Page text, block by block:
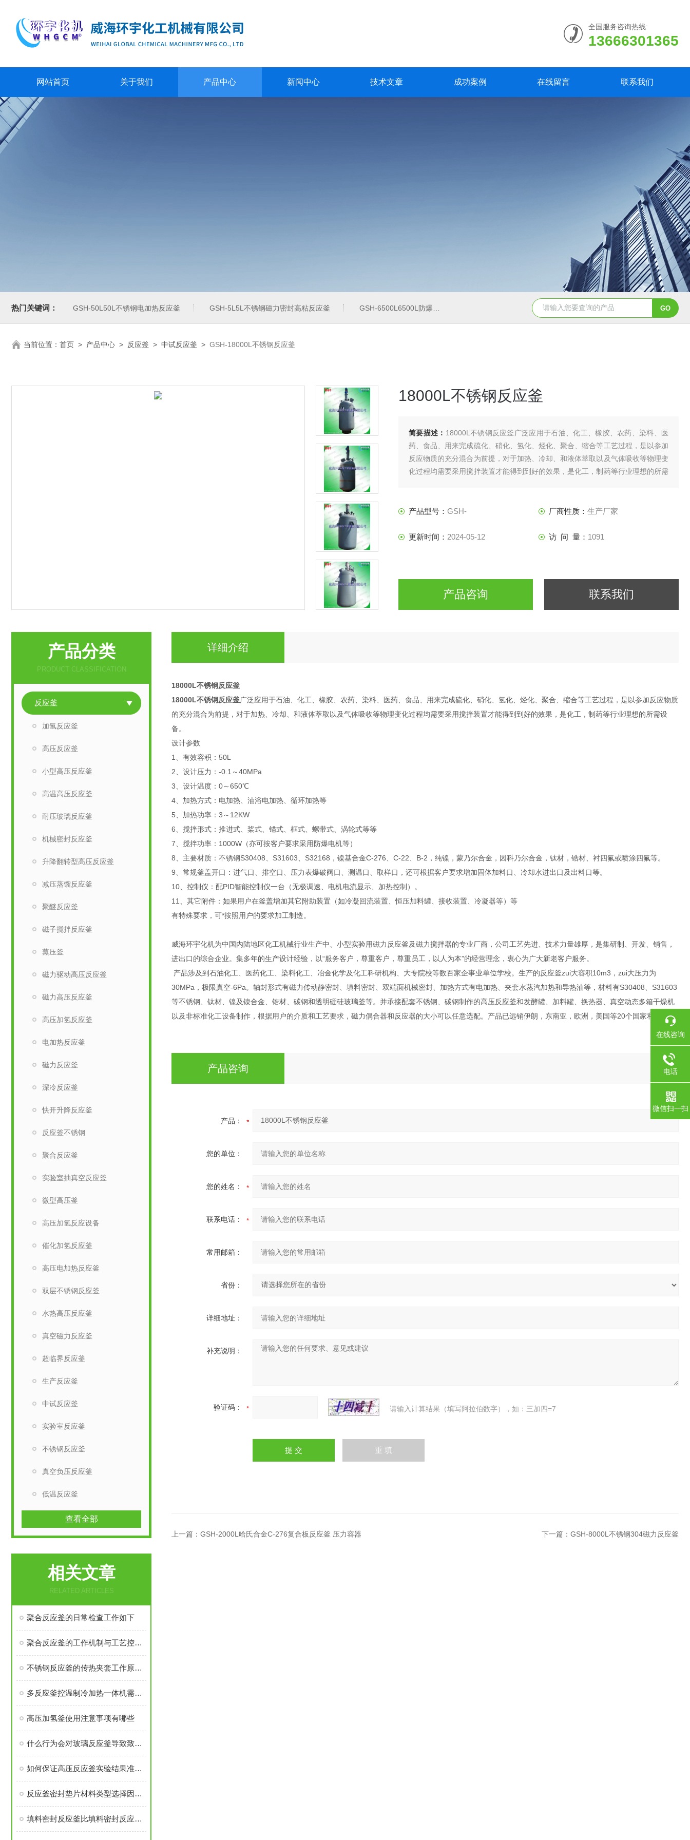
全国服务咨询热线:
13666301365
网站首页 关于我们 产品中心 新闻中心 技术文章 成功案例 在线留言 联系我们
热门关键词： GSH-50L50L不锈钢电加热反应釜 GSH-5L5L不锈钢磁力密封高粘反应釜 GSH-6500L6500L防爆加氢工业反应釜 GSH-0.5L0.5L不锈钢磁力密封聚酯反应釜
当前位置： 首页 > 产品中心 > 反应釜 > 中试反应釜 > GSH-18000L不锈钢反应釜
18000L不锈钢反应釜
简要描述： 18000L不锈钢反应釜广泛应用于石油、化工、橡胶、农药、染料、医
药、食品、用来完成硫化、硝化、氢化、烃化、聚合、缩合等工艺过程，是以参加
反应物质的充分混合为前提，对于加热、冷却、和液体萃取以及气体吸收等物理变
化过程均需要采用搅拌装置才能得到到好的效果，是化工，制药等行业理想的所需
产品型号： GSH- 厂商性质： 生产厂家
更新时间： 2024-05-12 访 问 量： 1091
产品咨询 联系我们
产品分类
PRODUCT CLASSIFICATION
反应釜
加氢反应釜
高压反应釜
小型高压反应釜
高温高压反应釜
耐压玻璃反应釜
机械密封反应釜
升降翻转型高压反应釜
减压蒸馏反应釜
聚醚反应釜
磁子搅拌反应釜
蒸压釜
磁力驱动高压反应釜
磁力高压反应釜
高压加氢反应釜
电加热反应釜
磁力反应釜
深冷反应釜
快开升降反应釜
反应釜不锈钢
聚合反应釜
实验室抽真空反应釜
微型高压釜
高压加氢反应设备
催化加氢反应釜
高压电加热反应釜
双层不锈钢反应釜
水热高压反应釜
真空磁力反应釜
超临界反应釜
生产反应釜
中试反应釜
实验室反应釜
不锈钢反应釜
真空负压反应釜
低温反应釜
查看全部
相关文章
RELATED ARTICLES
聚合反应釜的日常检查工作如下
聚合反应釜的工作机制与工艺控制解析
不锈钢反应釜的传热夹套工作原理是什么
多反应釜控温制冷加热一体机需注意安装过程有那些
高压加氢釜使用注意事项有哪些
什么行为会对玻璃反应釜导致致命伤害
如何保证高压反应釜实验结果准确可靠
反应釜密封垫片材料类型选择因素是什么？
填料密封反应釜比填料密封反应釜有那些优势
详细介绍
18000L不锈钢反应釜
18000L不锈钢反应釜广泛应用于石油、化工、橡胶、农药、染料、医药、食品、用来完成硫化、硝化、氢化、烃化、聚合、缩合等工艺过程，是以参加反应物质
的充分混合为前提，对于加热、冷却、和液体萃取以及气体吸收等物理变化过程均需要采用搅拌装置才能得到到好的效果，是化工，制药等行业理想的所需设
备。
设计参数
1、有效容积：50L
2、设计压力：-0.1～40MPa
3、设计温度：0～650℃
4、加热方式：电加热、油浴电加热、循环加热等
5、加热功率：3～12KW
6、搅拌形式：推进式、桨式、锚式、框式、螺带式、涡轮式等等
7、搅拌功率：1000W（亦可按客户要求采用防爆电机等）
8、主要材质：不锈钢S30408、S31603、S32168，镍基合金C-276、C-22、B-2，纯镍，蒙乃尔合金，因科乃尔合金，钛材，锆材、衬四氟或喷涂四氟等。
9、常规釜盖开口：进气口、排空口、压力表爆破阀口、测温口、取样口，还可根据客户要求增加固体加料口、冷却水进出口及出料口等。
10、控制仪：配PID智能控制仪一台（无极调速、电机电流显示、加热控制）。
11、其它附件：如果用户在釜盖增加其它附助装置（如冷凝回流装置、恒压加料罐、接收装置、冷凝器等）等
有特殊要求，可*按照用户的要求加工制造。
威海环宇化机为中国内陆地区化工机械行业生产中、小型实验用磁力反应釜及磁力搅拌器的专业厂商，公司工艺先进、技术力量雄厚，是集研制、开发、销售，
进出口的综合企业。集多年的生产设计经验，以“服务客户，尊重客户，尊重员工，以人为本”的经营理念，衷心为广大新老客户服务。
产品涉及到石油化工、医药化工、染料化工、冶金化学及化工科研机构、大专院校等数百家企事业单位学校。生产的反应釜zui大容积10m3，zui大压力为
30MPa，极限真空-6Pa。轴封形式有磁力传动静密封、填料密封、双端面机械密封、加热方式有电加热、夹套水蒸汽加热和导热油等，材料有S30408、S31603
等不锈钢、钛材、镍及镍合金、锆材、碳钢和透明硼硅玻璃釜等。并承接配套不锈钢、碳钢制作的高压反应釜和发酵罐、加料罐、换热器、真空动态多箱干燥机
以及非标准化工设备制作，根据用户的介质和工艺要求，磁力偶合器和反应器的大小可以任意选配。产品已远销伊朗，东南亚，欧洲，美国等20个国家和地区。
产品咨询
产品：
您的单位：
您的姓名：
联系电话：
常用邮箱：
省份：
详细地址：
补充说明：
验证码： 请输入计算结果（填写阿拉伯数字），如：三加四=7
上一篇： GSH-2000L哈氏合金C-276复合板反应釜 压力容器 下一篇： GSH-8000L不锈钢304磁力反应釜
在线咨询
电话
微信扫一扫